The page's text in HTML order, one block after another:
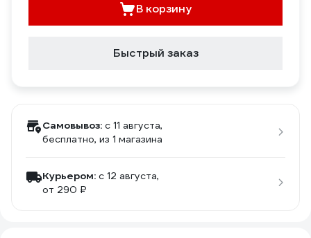
В корзину
Быстрый заказ
Самовывоз: c 11 августа,
бесплатно, из 1 магазина
Курьером: c 12 августа,
от 290 ₽